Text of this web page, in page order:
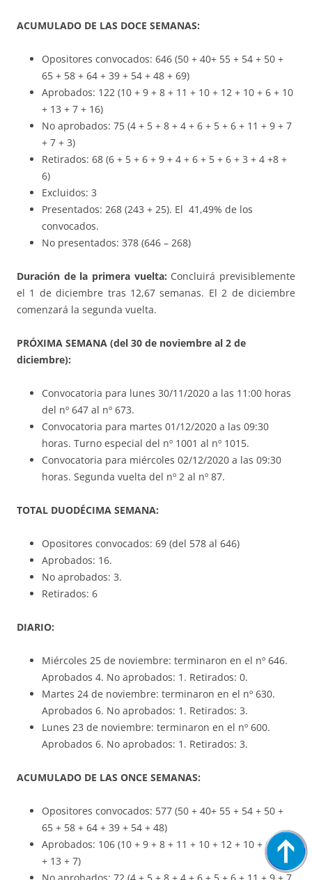
ACUMULADO DE LAS DOCE SEMANAS:
Opositores convocados: 646 (50 + 40+ 55 + 54 + 50 +
65 + 58 + 64 + 39 + 54 + 48 + 69)
Aprobados: 122 (10 + 9 + 8 + 11 + 10 + 12 + 10 + 6 + 10
+ 13 + 7 + 16)
No aprobados: 75 (4 + 5 + 8 + 4 + 6 + 5 + 6 + 11 + 9 + 7
+ 7 + 3)
Retirados: 68 (6 + 5 + 6 + 9 + 4 + 6 + 5 + 6 + 3 + 4 +8 +
6)
Excluidos: 3
Presentados: 268 (243 + 25). El 41,49% de los
convocados.
No presentados: 378 (646 – 268)
Duración de la primera vuelta: Concluirá previsiblemente
el 1 de diciembre tras 12,67 semanas. El 2 de diciembre
comenzará la segunda vuelta.
PRÓXIMA SEMANA (del 30 de noviembre al 2 de
diciembre):
Convocatoria para lunes 30/11/2020 a las 11:00 horas
del nº 647 al nº 673.
Convocatoria para martes 01/12/2020 a las 09:30
horas. Turno especial del nº 1001 al nº 1015.
Convocatoria para miércoles 02/12/2020 a las 09:30
horas. Segunda vuelta del nº 2 al nº 87.
TOTAL DUODÉCIMA SEMANA:
Opositores convocados: 69 (del 578 al 646)
Aprobados: 16.
No aprobados: 3.
Retirados: 6
DIARIO:
Miércoles 25 de noviembre: terminaron en el nº 646.
Aprobados 4. No aprobados: 1. Retirados: 0.
Martes 24 de noviembre: terminaron en el nº 630.
Aprobados 6. No aprobados: 1. Retirados: 3.
Lunes 23 de noviembre: terminaron en el nº 600.
Aprobados 6. No aprobados: 1. Retirados: 3.
ACUMULADO DE LAS ONCE SEMANAS:
Opositores convocados: 577 (50 + 40+ 55 + 54 + 50 +
65 + 58 + 64 + 39 + 54 + 48)
Aprobados: 106 (10 + 9 + 8 + 11 + 10 + 12 + 10 + 6 + 10
+ 13 + 7)